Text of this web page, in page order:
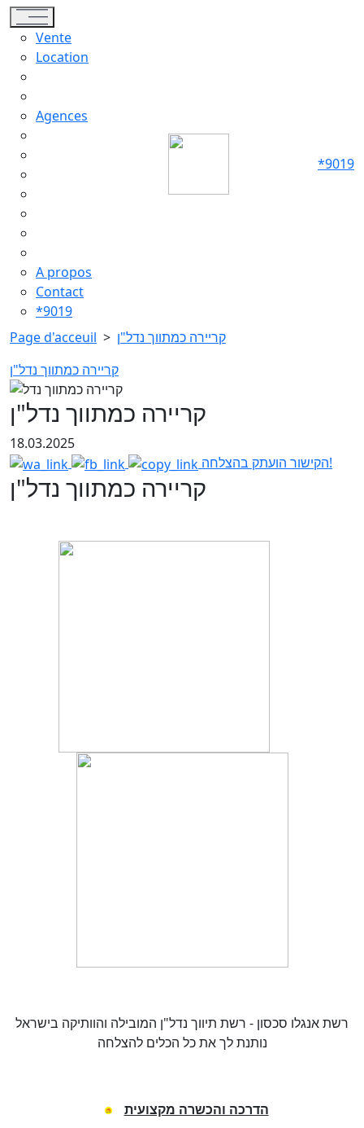
Toggle navigation
Vente
Location
Agences
A propos
Contact
*9019
*9019
Page d'acceuil > קריירה כמתווך נדל"ן
קריירה כמתווך נדל"ן
קריירה כמתווך נדל"ן
18.03.2025
הקישור הועתק בהצלחה!
קריירה כמתווך נדל"ן
רשת אנגלו סכסון - רשת תיווך נדל"ן המובילה והוותיקה בישראל
נותנת לך את כל הכלים להצלחה
הדרכה והכשרה מקצועית